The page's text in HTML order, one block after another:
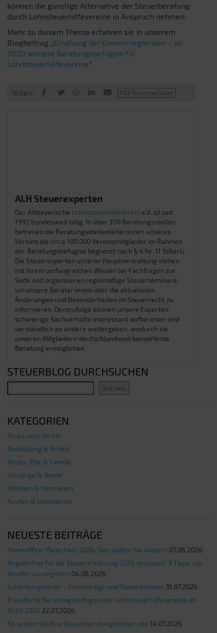
können die günstige Alternative der Steuerberatung
durch Lohnsteuerhilfevereine in Anspruch nehmen.
Mehr zu diesem Thema erfahren sie in unserem
Blogbeitrag „ Erhöhung der Einnahmegrenzen – ab
2020 weitere Beratungsbefugnis für
Lohnsteuerhilfevereine“
Teilen:
ALH Steuerexperten
Der Altbayerische Lohnsteuerhilfeverein e.V. ist seit
1992 bundesweit tätig. In über 350 Beratungsstellen
betreuen die Beratungsstellenleiter:innen unseres
Vereins die circa 100.000 Vereinsmitglieder im Rahmen
der Beratungsbefugnis begrenzt nach § 4 Nr. 11 StBerG.
Die Steuerexperten unserer Hauptverwaltung stehen
mit ihrem umfangreichen Wissen bei Fachfragen zur
Seite und organisieren regelmäßige Steuerseminare,
um unsere Berater:innen über die aktuellsten
Änderungen und Besonderheiten im Steuerrecht zu
informieren. Demzufolge können unsere Experten
schwierige Sachverhalte interessant aufbereiten und
verständlich an andere weitergeben, wodurch sie
unseren Mitgliedern deutschlandweit kompetente
Beratung ermöglichen.
STEUERBLOG DURCHSUCHEN
Suchen
KATEGORIEN
News vom Verein
Ausbildung & Arbeit
Kinder, Ehe & Familie
Vorsorge & Rente
Wohnen & Vermieten
Kaufen & Investieren
NEUESTE BEITRÄGE
Homeoffice-Pauschale 2026: Das sollten Sie wissen! 07.08.2026
Abgabefrist für die Steuererklärung 2025 verpasst? 3 Tipps, um
Strafen zu umgehen 04.08.2026
Schenkungsteuer – Freibeträge und Steuerklassen 31.07.2026
Erweiterte Beratungsbefugnis der Lohnsteuerhilfevereine ab
01.09.2026 22.07.2026
So setzen Sie Ihre Steuerberatungskosten ab! 14.07.2026